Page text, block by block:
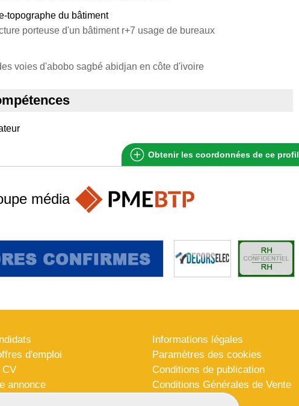
topographe du bâtiment
porteuse d'un bâtiment r+7 usage de bureaux
voies d'abobo sagbé abidjan en côte d'ivoire
Obtenir les coordonnées de ce profil
média
d'emploi
CV
annonce
Informations légales
Paramètres des cookies
Conditions de publication
Conditions Générales de Vente